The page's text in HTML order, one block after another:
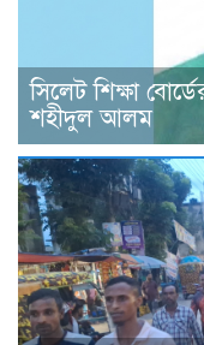
সিলেট শিক্ষা
শহীদুল আলম